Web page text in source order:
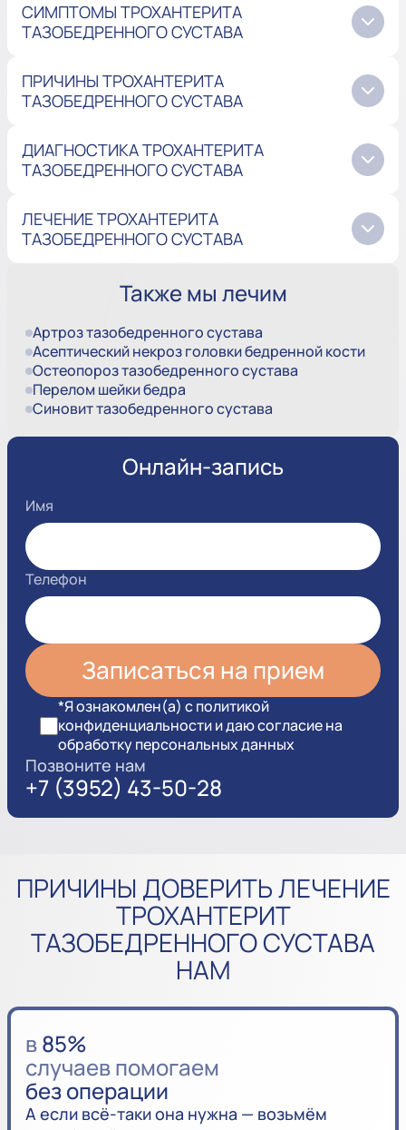
СИМПТОМЫ ТРОХАНТЕРИТА
ТАЗОБЕДРЕННОГО СУСТАВА
ПРИЧИНЫ ТРОХАНТЕРИТА
ТАЗОБЕДРЕННОГО СУСТАВА
ДИАГНОСТИКА ТРОХАНТЕРИТА
ТАЗОБЕДРЕННОГО СУСТАВА
ЛЕЧЕНИЕ ТРОХАНТЕРИТА
ТАЗОБЕДРЕННОГО СУСТАВА
Также мы лечим
Артроз тазобедренного сустава
Асептический некроз головки бедренной кости
Остеопороз тазобедренного сустава
Перелом шейки бедра
Синовит тазобедренного сустава
Онлайн-запись
Имя
Телефон
*Я ознакомлен(а) с политикой
конфиденциальности и даю согласие на
обработку персональных данных
Позвоните нам
+7 (3952) 43-50-28
ПРИЧИНЫ ДОВЕРИТЬ ЛЕЧЕНИЕ
ТРОХАНТЕРИТ
ТАЗОБЕДРЕННОГО СУСТАВА
НАМ
в85%
случаев помогаем
без операции
А если всё-таки она нужна — возьмём